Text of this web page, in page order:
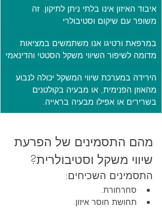
איבוד האיזון אינו בלתי ניתן לתיקון. זה
משופר עם שיקום וסטיבולרי
במרפאת ורטיגו אנו משתמשים במציאות
מדומה לשיפור השיווי משקל הסטטי והדינאמי
הירידה במערכת שיווי המשקל יכולה לנבוע
מהאוזן הפנימית, או מבעיה בקולטנים
בשרירים או אפילו מבעיה בראייה.
מהם התסמינים של הפרעת
שיווי משקל וסטיבולרית?
התסמינים השכיחים:
סחרחורת.
תחושת חוסר איזון.